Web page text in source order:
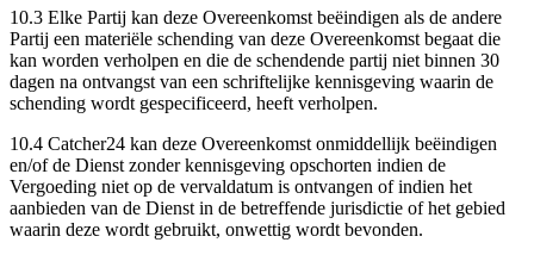
10.3 Elke Partij kan deze Overeenkomst beëindigen als de andere
Partij een materiële schending van deze Overeenkomst begaat die
kan worden verholpen en die de schendende partij niet binnen 30
dagen na ontvangst van een schriftelijke kennisgeving waarin de
schending wordt gespecificeerd, heeft verholpen.
10.4 Catcher24 kan deze Overeenkomst onmiddellijk beëindigen
en/of de Dienst zonder kennisgeving opschorten indien de
Vergoeding niet op de vervaldatum is ontvangen of indien het
aanbieden van de Dienst in de betreffende jurisdictie of het gebied
waarin deze wordt gebruikt, onwettig wordt bevonden.